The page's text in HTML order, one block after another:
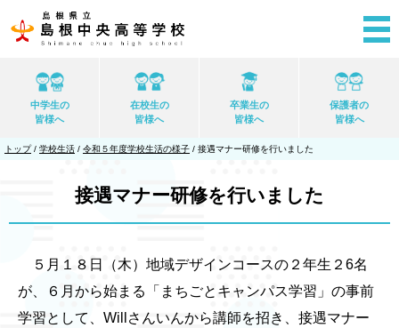
中学生の
皆様へ
在校生の
皆様へ
卒業生の
皆様へ
保護者の
皆様へ
現
トップ/ 学校生活 / 令和５年度学校生活の様子 / 接遇マナー研修を行いました
接遇マナー研修を行いました
５月１８日（木）地域デザインコースの２年生２6名
が、６月から始まる「まちごとキャンパス学習」の事前
学習として、Willさんいんから講師を招き、接遇マナー